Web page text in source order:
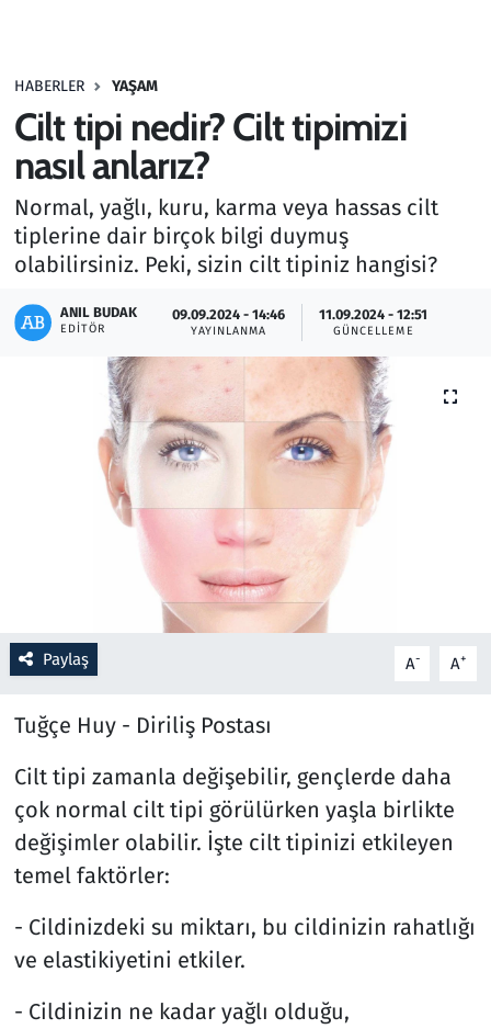
HABERLER YAŞAM
Cilt tipi nedir? Cilt tipimizi
nasıl anlarız?
Normal, yağlı, kuru, karma veya hassas cilt
tiplerine dair birçok bilgi duymuş
olabilirsiniz. Peki, sizin cilt tipiniz hangisi?
ANIL BUDAK
EDITÖR
09.09.2024 - 14:46
YAYINLANMA
11.09.2024 - 12:51
GÜNCELLEME
Paylaş A- A+
Tuğçe Huy - Diriliş Postası
Cilt tipi zamanla değişebilir, gençlerde daha
çok normal cilt tipi görülürken yaşla birlikte
değişimler olabilir. İşte cilt tipinizi etkileyen
temel faktörler:
- Cildinizdeki su miktarı, bu cildinizin rahatlığı
ve elastikiyetini etkiler.
- Cildinizin ne kadar yağlı olduğu,
Haber
Kültür Sanat
Kurumsal Haberler
Lezzet Durağı
Memur ve Kamu
Otomobil
Oyun
Ramazan
Resmi İlanlar
Rüya Tabirleri
Sağlık
Savunma Sanayi
Seçim 2023
Spor
Teknoloji ve Bilim
Televizyon